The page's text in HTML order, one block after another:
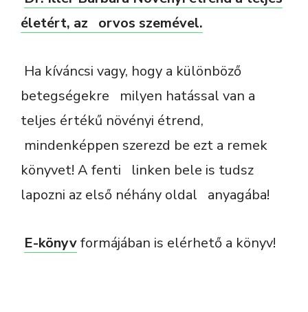
életért, az orvos szemével.
Ha kíváncsi vagy, hogy a különböző
betegségekre milyen hatással van a
teljes értékű növényi étrend,
mindenképpen szerezd be ezt a remek
könyvet! A fenti linken bele is tudsz
lapozni az első néhány oldal anyagába!
E-könyvformájában is elérhető a könyv!